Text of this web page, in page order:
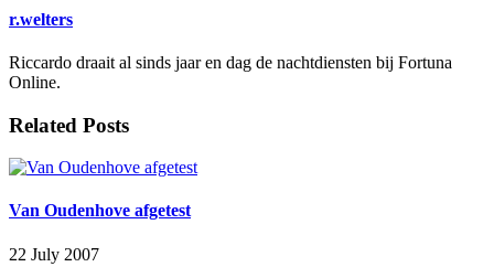
r.welters
Riccardo draait al sinds jaar en dag de nachtdiensten bij Fortuna
Online.
Related Posts
Van Oudenhove afgetest
22 July 2007